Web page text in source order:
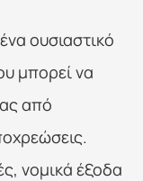
ουσιαστικό
μπορεί να
από
νομικά έξοδα